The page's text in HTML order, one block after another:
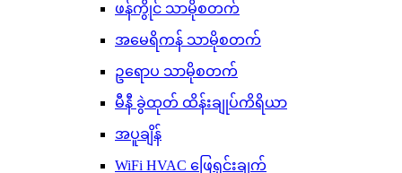
ဖန်ကွိုင် သာမိုစတက်
အမေရိကန် သာမိုစတက်
ဥရောပ သာမိုစတက်
မီနီ ခွဲထုတ် ထိန်းချုပ်ကိရိယာ
အပူချိန်
WiFi HVAC ဖြေရှင်းချက်